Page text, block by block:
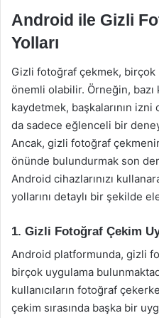
Android ile Gizli
Yolları
Gizli fotoğraf çekmek,
önemli olabilir. Örneğin, bazı
kaydetmek, başkalarının
da sadece eğlenceli bir
Ancak, gizli fotoğraf
önünde bulundurmak son
Android cihazlarınızı
yollarını detaylı bir şekilde
1. Gizli Fotoğraf Çekim
Android platformunda, gizli
birçok uygulama
kullanıcıların fotoğraf
çekim sırasında başka bir